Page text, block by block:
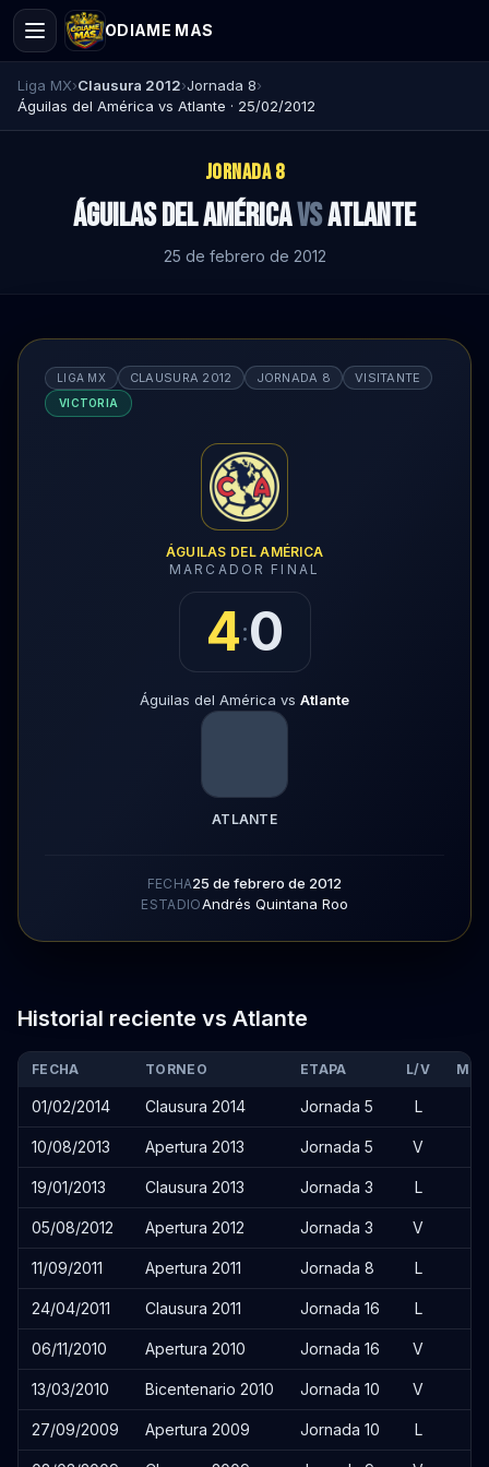
ODIAME MAS
Liga MX›Clausura 2012›Jornada 8›
Águilas del América vs Atlante · 25/02/2012
JORNADA 8
Águilas del AméricavsAtlante
25 de febrero de 2012
LIGA MX CLAUSURA 2012 JORNADA 8 VISITANTE
VICTORIA
ÁGUILAS DEL AMÉRICA
MARCADOR FINAL
4:0
Águilas del América vs Atlante
ATLANTE
FECHA25 de febrero de 2012
ESTADIOAndrés Quintana Roo
Historial reciente vs Atlante
FECHA TORNEO ETAPA L/V
01/02/2014 Clausura 2014 Jornada 5 L
10/08/2013 Apertura 2013 Jornada 5 V
19/01/2013 Clausura 2013 Jornada 3 L
05/08/2012 Apertura 2012 Jornada 3 V
11/09/2011 Apertura 2011 Jornada 8 L
24/04/2011 Clausura 2011 Jornada 16 L
06/11/2010 Apertura 2010 Jornada 16 V
13/03/2010 Bicentenario 2010 Jornada 10 V
27/09/2009 Apertura 2009 Jornada 10 L